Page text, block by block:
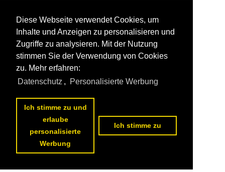
Diese Webseite verwendet Cookies, um
Inhalte und Anzeigen zu personalisieren und
Zugriffe zu analysieren. Mit der Nutzung
stimmen Sie der Verwendung von Cookies
zu. Mehr erfahren:
Datenschutz , Personalisierte Werbung
Ich stimme zu und
erlaube
personalisierte
Werbung
Ich stimme zu